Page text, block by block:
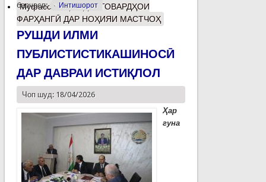
барчасп: Интишорот
Муфассалтаро ДАСТОВАРДҲОИ
ФАРҲАНГӢ ДАР НОҲИЯИ МАСТЧОҲ
РУШДИ ИЛМИ
ПУБЛИСТИСТИКАШИНОСӢ
ДАР ДАВРАИ ИСТИҚЛОЛ
Чоп шуд: 18/04/2026
Ҳар
гуна